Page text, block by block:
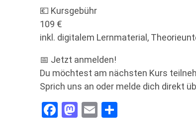
💶 Kursgebühr
109 €
inkl. digitalem Lernmaterial,
📅 Jetzt anmelden!
Du möchtest am nächsten Kurs
Sprich uns an oder melde dich direkt
Facebook
Mastodon
Email